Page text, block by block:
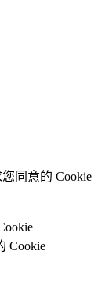
同意的 Cookie
Cookie